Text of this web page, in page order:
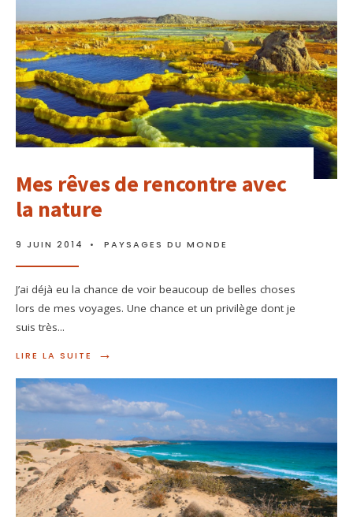
Mes rêves de rencontre avec
la nature
9 JUIN 2014 • PAYSAGES DU MONDE
J’ai déjà eu la chance de voir beaucoup de belles choses
lors de mes voyages. Une chance et un privilège dont je
suis très...
LIRE LA SUITE →